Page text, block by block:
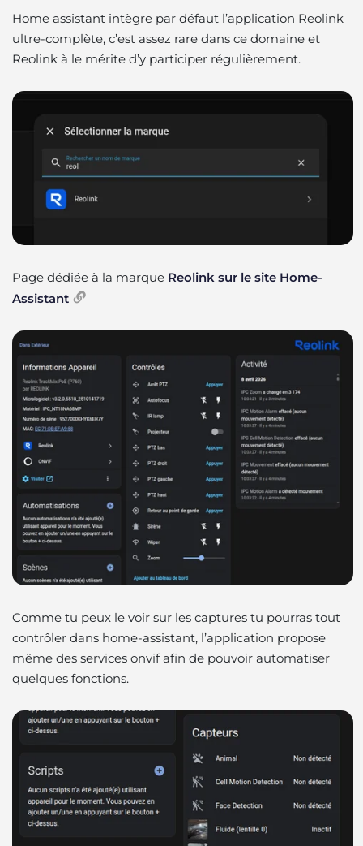
Home assistant intègre par défaut l’application Reolink
ultre-complète, c’est assez rare dans ce domaine et
Reolink à le mérite d’y participer régulièrement.
Page dédiée à la marque Reolink sur le site Home-
Assistant
Comme tu peux le voir sur les captures tu pourras tout
contrôler dans home-assistant, l’application propose
même des services onvif afin de pouvoir automatiser
quelques fonctions.